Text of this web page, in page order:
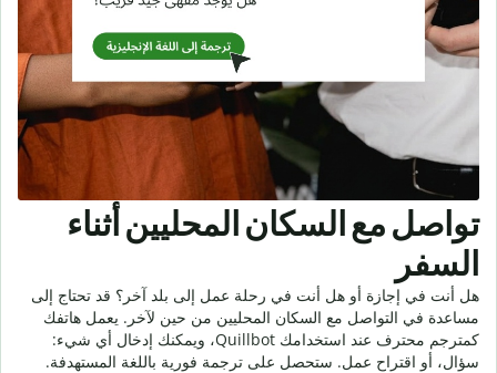
تواصل مع السكان المحليين أثناء
السفر
هل أنت في إجازة أو هل أنت في رحلة عمل إلى بلد آخر؟ قد تحتاج إلى
مساعدة في التواصل مع السكان المحليين من حين لآخر. يعمل هاتفك
كمترجم محترف عند استخدامك Quillbot، ويمكنك إدخال أي شيء:
سؤال، أو اقتراح عمل. ستحصل على ترجمة فورية باللغة المستهدفة.